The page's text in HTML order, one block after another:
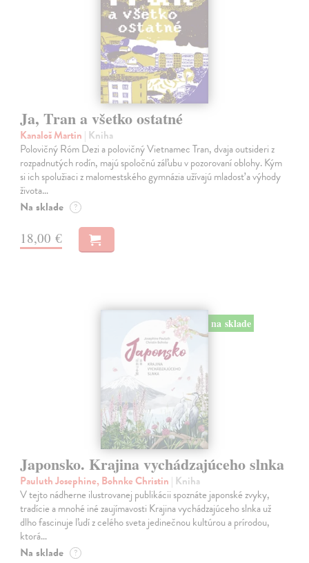
Ja, Tran a všetko ostatné
Kanaloš Martin | Kniha
Polovičný Róm Dezi a polovičný Vietnamec Tran, dvaja outsideri z
rozpadnutých rodín, majú spoločnú záľubu v pozorovaní oblohy. Kým
si ich spolužiaci z malomestského gymnázia užívajú mladosť a výhody
života…
Na sklade ?
18,00 €
na sklade
Japonsko. Krajina vychádzajúceho slnka
Pauluth Josephine, Bohnke Christin | Kniha
V tejto nádherne ilustrovanej publikácii spoznáte japonské zvyky,
tradície a mnohé iné zaujímavosti Krajina vychádzajúceho slnka už
dlho fascinuje ľudí z celého sveta jedinečnou kultúrou a prírodou,
ktorá…
Na sklade ?